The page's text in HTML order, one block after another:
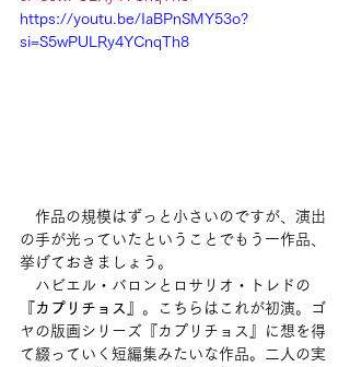
https://youtu.be/IaBPnSMY53o?
si=S5wPULRy4YCnqTh8
作品の規模はずっと小さいのですが、演出
の手が光っていたということでもう一作品、
挙げておきましょう。
ハビエル・バロンとロサリオ・トレドの
『カプリチョス』 。こちらはこれが初演。ゴ
ヤの版画シリーズ『カプリチョス』に想を得
て綴っていく短編集みたいな作品。二人の実